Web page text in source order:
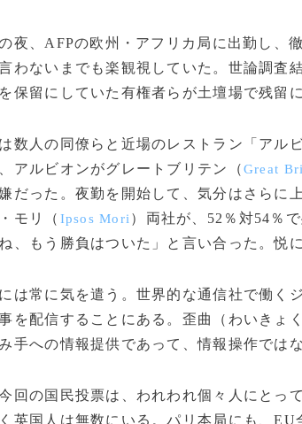
夜、AFPの欧州・アフリカ局に出勤し、
わないまでも楽観視していた。世論調査
保留にしていた有権者らが土壇場で残留
数人の同僚らと近場のレストラン「アル
アルビオンがグレートブリテン（Great
だった。夜勤を開始して、気分はさらに
モリ（ Ipsos Mori ）両社が、52％対54％
、もう勝負はついた」と言い合った。悦
は常に気を遣う。世界的な通信社で働く
を配信することにある。歪曲（わいきょ
手への情報提供であって、情報操作ではな
回の国民投票は、われわれ個々人にとっ
英国人は無数にいる。パリ本局にも、